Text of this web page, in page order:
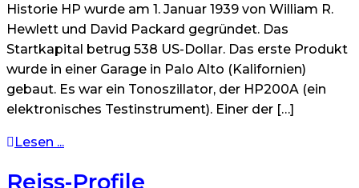
Historie HP wurde am 1. Januar 1939 von William R.
Hewlett und David Packard gegründet. Das
Startkapital betrug 538 US-Dollar. Das erste Produkt
wurde in einer Garage in Palo Alto (Kalifornien)
gebaut. Es war ein Tonoszillator, der HP200A (ein
elektronisches Testinstrument). Einer der […]
Lesen ...
Reiss-Profile